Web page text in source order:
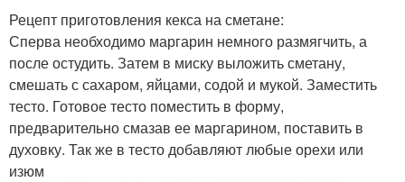
Рецепт приготовления кекса на сметане:
Сперва необходимо маргарин немного размягчить, а
после остудить. Затем в миску выложить сметану,
смешать с сахаром, яйцами, содой и мукой. Заместить
тесто. Готовое тесто поместить в форму,
предварительно смазав ее маргарином, поставить в
духовку. Так же в тесто добавляют любые орехи или
изюм